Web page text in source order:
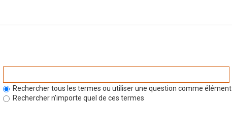
Rechercher tous les termes ou utiliser une question comme élément
Rechercher n’importe quel de ces termes